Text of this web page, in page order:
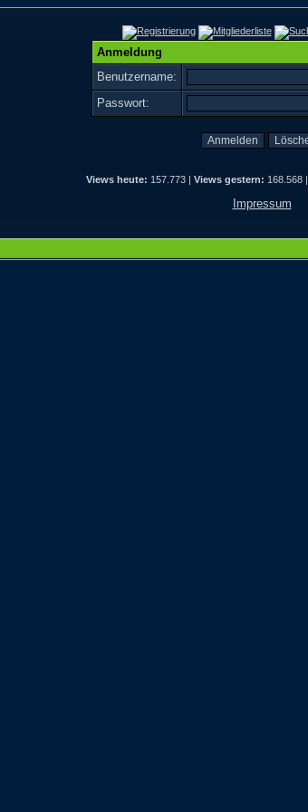
Anmeldung
Benutzername:
Passwort:
Views heute: 157.773 | Views gestern: 168.568 |
Impressum